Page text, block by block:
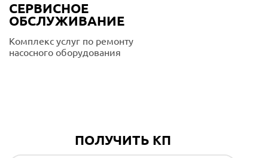
СЕРВИСНОЕ
ОБСЛУЖИВАНИЕ
Комплекс услуг по ремонту
насосного оборудования
ПОЛУЧИТЬ КП